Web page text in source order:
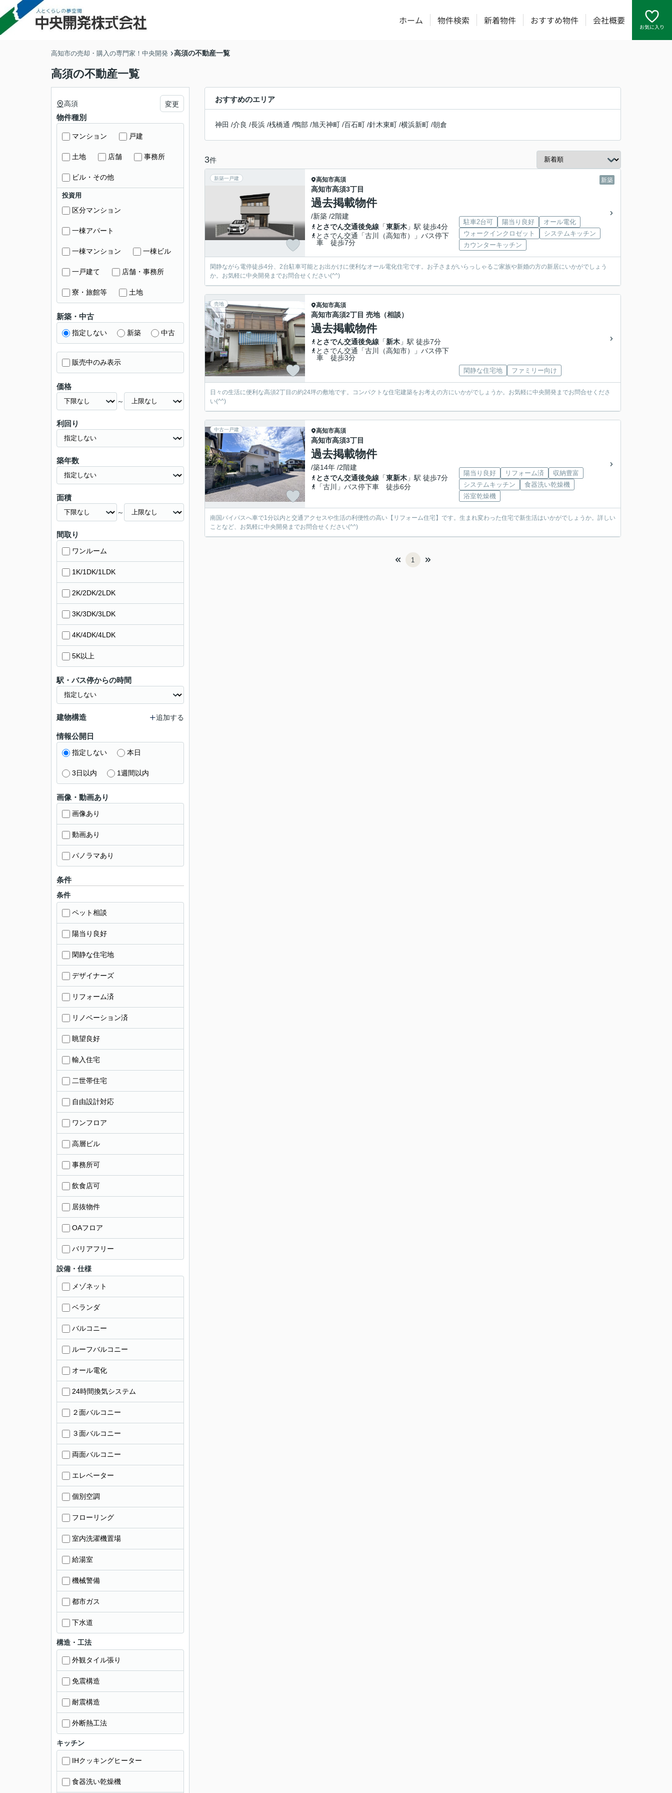
ホーム 物件検索 新着物件 おすすめ物件 会社概要
お気に入り
高知市の売却・購入の専門家！中央開発 高須の不動産一覧
高須の不動産一覧
おすすめのエリア
神田 /介良 /長浜 /桟橋通 /鴨部 /旭天神町 /百石町 /針木東町 /横浜新町 /朝倉
3件
新築一戸建 新築
高知市高須
高知市高須3丁目
過去掲載物件
/新築 /2階建
とさでん交通後免線 「東新木 」駅 徒歩4分
とさでん交通「古川（高知市）」バス停下
車 徒歩7分
駐車2台可 陽当り良好
オール電化
ウォークインクロゼット
システムキッチン
カウンターキッチン
閑静ながら電停徒歩4分、2台駐車可能とお出かけに便利なオール電化住宅です。お子さまがいらっしゃるご家族や新婚の方の新居にいかがでしょう
か。お気軽に中央開発までお問合せください(^^)
売地 高知市高須
高知市高須2丁目 売地（相談）
過去掲載物件
とさでん交通後免線 「新木 」駅 徒歩7分
とさでん交通「古川（高知市）」バス停下
車 徒歩3分
閑静な住宅地 ファミリー向け
日々の生活に便利な高須2丁目の約24坪の敷地です。コンパクトな住宅建築をお考えの方にいかがでしょうか。お気軽に中央開発までお問合せくださ
い(^^)
中古一戸建 高知市高須
高知市高須3丁目
過去掲載物件
/築14年 /2階建
とさでん交通後免線 「東新木 」駅 徒歩7分
「古川」バス停下車 徒歩6分
陽当り良好 リフォーム済
収納豊富
システムキッチン
食器洗い乾燥機
浴室乾燥機
南国バイパスへ車で1分以内と交通アクセスや生活の利便性の高い【リフォーム住宅】です。生まれ変わった住宅で新生活はいかがでしょうか。詳しい
ことなど、お気軽に中央開発までお問合せください(^^)
1
高須 変更
物件種別
マンション 戸建
土地 店舗 事務所
ビル・その他
投資用
区分マンション
一棟アパート
一棟マンション 一棟ビル
一戸建て 店舗・事務所
寮・旅館等 土地
新築・中古
指定しない 新築 中古
販売中のみ表示
価格
～
利回り
築年数
面積
～
間取り
ワンルーム
1K/1DK/1LDK
2K/2DK/2LDK
3K/3DK/3LDK
4K/4DK/4LDK
5K以上
駅・バス停からの時間
建物構造 追加する
情報公開日
指定しない 本日
3日以内 1週間以内
画像・動画あり
画像あり
動画あり
パノラマあり
条件
条件
ペット相談
陽当り良好
閑静な住宅地
デザイナーズ
リフォーム済
リノベーション済
眺望良好
輸入住宅
二世帯住宅
自由設計対応
ワンフロア
高層ビル
事務所可
飲食店可
居抜物件
OAフロア
バリアフリー
設備・仕様
メゾネット
ベランダ
バルコニー
ルーフバルコニー
オール電化
24時間換気システム
２面バルコニー
３面バルコニー
両面バルコニー
エレベーター
個別空調
フローリング
室内洗濯機置場
給湯室
機械警備
都市ガス
下水道
構造・工法
外観タイル張り
免震構造
耐震構造
外断熱工法
キッチン
IHクッキングヒーター
食器洗い乾燥機